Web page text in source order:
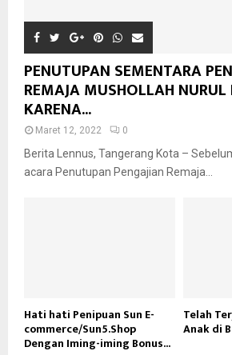
PENUTUPAN SEMENTARA
REMAJA MUSHOLLAH NURUL
KARENA...
Maret 12, 2022 0
Berita Lennus, Tangerang Kota –
acara Penutupan Pengajian Remaja...
Hati hati Penipuan Sun E-
commerce/Sun5.Shop
Dengan Iming-iming Bonus...
Telah
Anak di